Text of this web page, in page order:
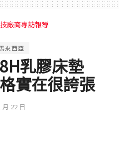
廠商專訪報導
來西亞
乳膠床墊
實在很誇張
月 22 日